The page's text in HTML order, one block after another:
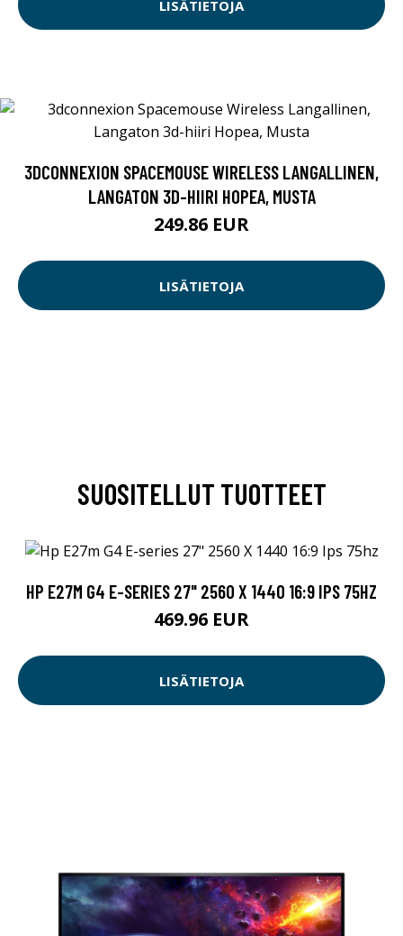
LISÄTIETOJA
3DCONNEXION SPACEMOUSE WIRELESS LANGALLINEN,
LANGATON 3D-HIIRI HOPEA, MUSTA
249.86 EUR
LISÄTIETOJA
SUOSITELLUT TUOTTEET
HP E27M G4 E-SERIES 27" 2560 X 1440 16:9 IPS 75HZ
469.96 EUR
LISÄTIETOJA